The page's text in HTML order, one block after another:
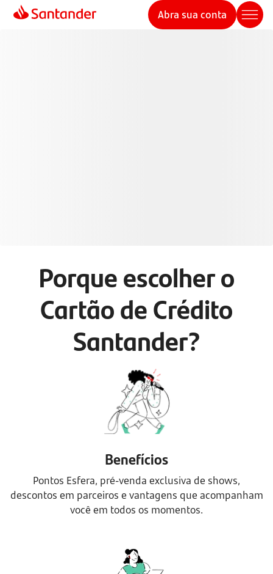
Abra sua conta
Porque escolher o
Cartão de Crédito
Santander?
Benefícios
Pontos Esfera, pré-venda exclusiva de shows,
descontos em parceiros e vantagens que acompanham
você em todos os momentos.